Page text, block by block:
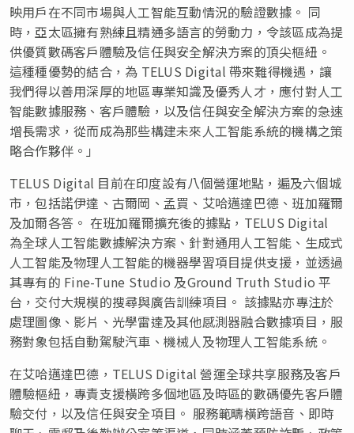
映用戶在不同市場與人工智能互動情況的驗證數據。 同
時，亞太區擁有熟練且精通多語言的勞動力，令該區成為提
供優質數碼客戶體驗及信任與安全解決方案的頂尖樞紐。
這種種優勢的結合，為 TELUS Digital 帶來難得機遇，讓
我們得以善用深厚的地區專業知識及優秀人才，應付對人工
智能數據服務、客戶體驗，以及信任與安全解決方案的急速
增長需求，從而成為那些構建未來人工智能系統的機構之策
略合作夥伴。」
TELUS Digital 目前在印度設有八個營運地點，遍及六個城
市，包括諾伊達、古爾岡、孟買、艾哈邁達巴德、班加羅爾
及加爾各答。 在班加羅爾擴充後的據點，TELUS Digital
為全球人工智能數據解決方案、針對通用人工智能、生成式
人工智能及物理人工智能的機器學習項目提供支援，並透過
其專有的 Fine-Tune Studio 及Ground Truth Studio 平
台，交付大規模的搜尋與廣告訓練項目。 該據點亦專注於
處理圖像、影片、光學雷達及其他感測器融合數據項目，服
務對象包括自動駕駛汽車、機械人及物理人工智能系統。
在艾哈邁達巴德，TELUS Digital 營運全球共享服務及客戶
體驗樞紐，專責支援橫跨多個地區及時區的數碼優先客戶體
驗交付，以及信任與安全項目。 服務範疇橫跨語音、即時